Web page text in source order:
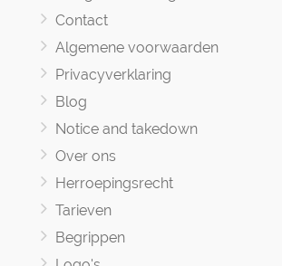
Contact
Algemene voorwaarden
Privacyverklaring
Blog
Notice and takedown
Over ons
Herroepingsrecht
Tarieven
Begrippen